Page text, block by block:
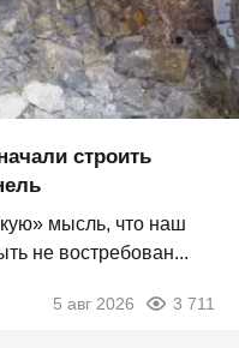
строить
мысль, что наш
не востребован...
5 авг 2026 3 711